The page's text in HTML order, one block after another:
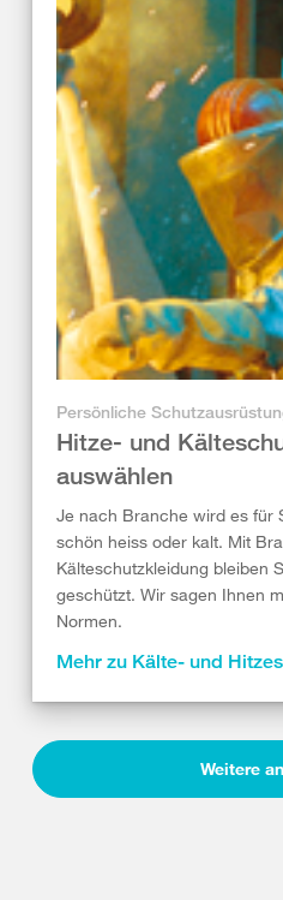
Persönliche
Hitze- und
auswählen
Je nach Branche wird es für
schön heiss oder kalt. Mit
Kälteschutzkleidung bleiben
geschützt. Wir sagen Ihnen
Normen.
Mehr zu Kälte- und
Weitere